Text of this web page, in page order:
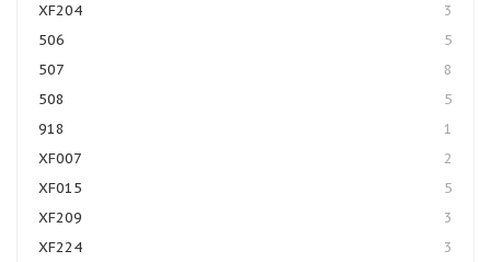
XF204
3
506
5
507
8
508
5
918
1
XF007
2
XF015
5
XF209
3
XF224
3